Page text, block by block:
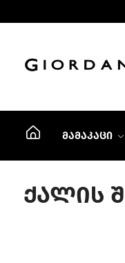
ᲛᲐᲛᲐᲙᲐᲪᲘ
ᲥᲐᲚᲘᲡ